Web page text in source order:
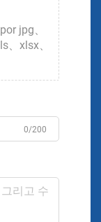
jpg、
xlsx、
0/200